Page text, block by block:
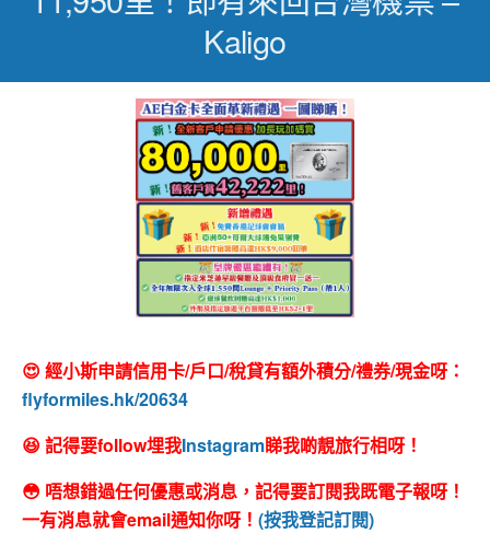
Kaligo
😍 經小斯申請信用卡/戶口/稅貸有額外積分/禮券/現金呀：
flyformiles.hk/20634
😆 記得要follow埋我Instagram睇我啲靚旅行相呀！
😳 唔想錯過任何優惠或消息，記得要訂閱我既電子報呀！
一有消息就會email通知你呀！ (按我登記訂閱)